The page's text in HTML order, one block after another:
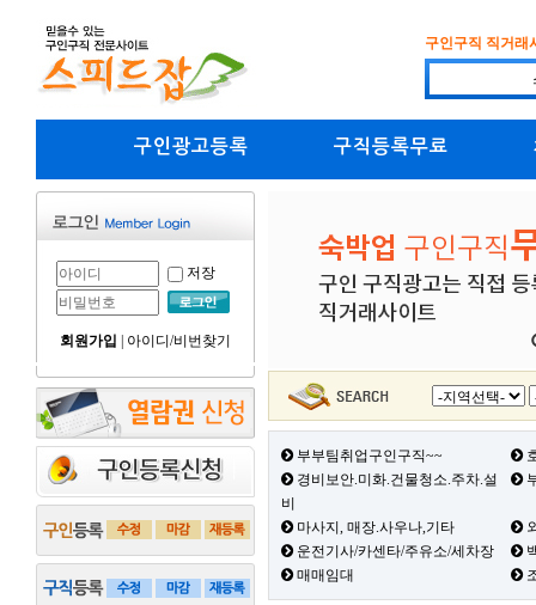
구인구직 직거래
구인광고등록 구직등록무료
저장
회원가입 아이디/비번찾기
부부팀취업구인구직~~
경비보안.미화.건물청소.주차.설
비
마사지, 매장.사우나,기타
운전기사/카센타/주유소/세차장
매매임대